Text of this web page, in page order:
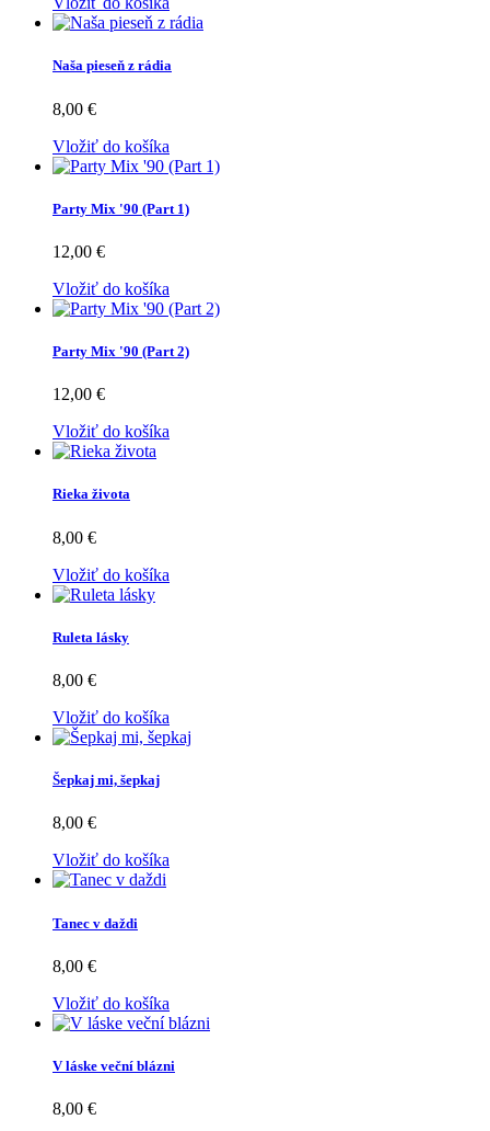
Naša pieseň z rádia
8,00 €
Vložiť do košíka
Party Mix '90 (Part 1)
12,00 €
Vložiť do košíka
Party Mix '90 (Part 2)
12,00 €
Vložiť do košíka
Rieka života
8,00 €
Vložiť do košíka
Ruleta lásky
8,00 €
Vložiť do košíka
Šepkaj mi, šepkaj
8,00 €
Vložiť do košíka
Tanec v daždi
8,00 €
Vložiť do košíka
V láske veční blázni
8,00 €